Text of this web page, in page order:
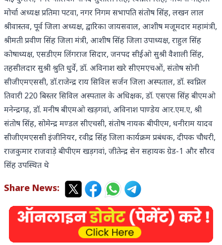
मोर्चा अध्यक्ष प्रतिमा पटवा, नगर निगम सभापति संतोष सिंह, लखन लाल
श्रीवास्तव, पूर्व जिला अध्यक्ष, द्वारिका जायसवाल, आशीष मजूमदार महामंत्री,
श्रीमती प्रवीण सिंह जिला मंत्री, आशीष सिंह जिला उपाध्यक्ष, राहुल सिंह
कोषाध्यक्ष, एसडीएम लिंगराज सिदार, जनपद सीईओ सुश्री वैशाली सिंह,
तहसीलदार सुश्री श्रुति धुर्वे, डॉ. अविनाश खरे सीएमएचओं, संतोष सोनी
सीजीएमएससी, डॉ.राजेन्द्र राय सिविल सर्जन जिला अस्पताल, डॉ. स्वप्निल
तिवारी 220 बिस्तर सिविल अस्पताल के अधिक्षक, डॉ. एसएस सिंह बीएमओ
मनेन्द्रगढ़, डॉ. मनीष बीएमओ खड़गवां, अविनाश पाण्डेय आर.एम.ए, श्री
संतोष सिंह, सोमेन्द्र मण्डल सीएचसी, संतोष नायक बीपीएम, धनीराम यादव
सीजीएमएससी इंजीनियर, रवीद्र सिंह जिला कार्यक्रम प्रबंधक, दीपक चौधरी,
राजकुमार राजवाड़े बीपीएम खड़गवां, जीतेन्द्र सेन सहायक ग्रेड-1 और सौरव
सिंह उपस्थित थे
Share News: